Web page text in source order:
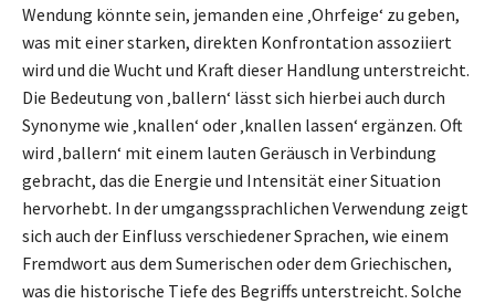
Wendung könnte sein, jemanden eine ‚Ohrfeige‘ zu geben,
was mit einer starken, direkten Konfrontation assoziiert
wird und die Wucht und Kraft dieser Handlung unterstreicht.
Die Bedeutung von ‚ballern‘ lässt sich hierbei auch durch
Synonyme wie ‚knallen‘ oder ‚knallen lassen‘ ergänzen. Oft
wird ‚ballern‘ mit einem lauten Geräusch in Verbindung
gebracht, das die Energie und Intensität einer Situation
hervorhebt. In der umgangssprachlichen Verwendung zeigt
sich auch der Einfluss verschiedener Sprachen, wie einem
Fremdwort aus dem Sumerischen oder dem Griechischen,
was die historische Tiefe des Begriffs unterstreicht. Solche